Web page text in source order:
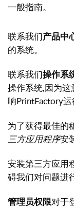
一般指南。
联系我们产品中
的系统。
联系我们操作系
操作系统,因为
响PrintFactory运
为了获得最佳的
三方应用程序安
安装第三方应用
碍我们对问题进
管理员权限对于